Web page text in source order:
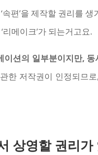
편’을 제작할 권리를
메이크’가 되는거고요.
이션의 일부분이지만,
한 저작권이 인정되므
상영할 권리